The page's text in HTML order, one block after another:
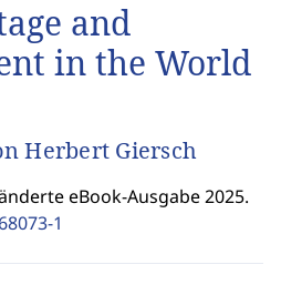
and
in the World
Herbert Giersch
eBook-Ausgabe 2025.
1